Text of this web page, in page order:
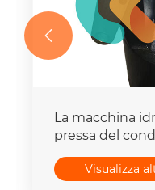
La macchina
pressa del
400mm2 degli
Visualizza
